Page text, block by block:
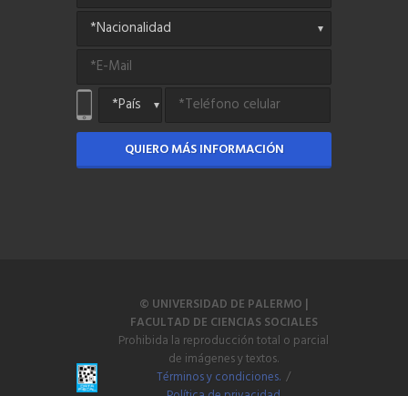
QUIERO MÁS INFORMACIÓN
© UNIVERSIDAD DE PALERMO |
FACULTAD DE CIENCIAS SOCIALES
Prohibida la reproducción total o parcial
de imágenes y textos.
Términos y condiciones. /